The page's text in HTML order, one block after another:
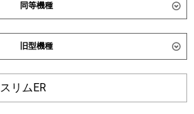
同等機種
SZRK80CVD SZRK80CNVD
GSSB08013JMUB
GSSB08013JXU
PMZX-ERMP80SF6 PMZX-
旧型機種
SZRK80BYNVD SZRK80BYVD
SZRK80BJVD
SZRK80BFVD SZRK80BFNVD
スリムER